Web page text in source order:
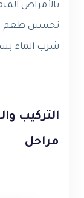
بالأمراض
تحسين طعم
شرب الماء
مراحل